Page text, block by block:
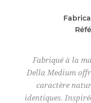
Fabriqué à la
Della Medium
caractère
identiques.